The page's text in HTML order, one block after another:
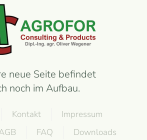
neue Seite befindet
noch im Aufbau.
Kontakt
Impressum
FAQ Downloads